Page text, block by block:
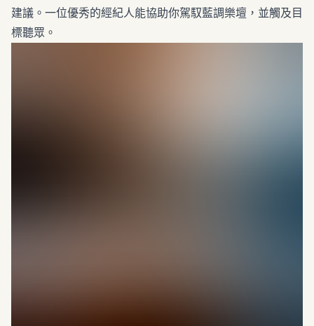
建議。一位優秀的經紀人能協助你駕馭藍調樂壇，並觸及目
標聽眾。